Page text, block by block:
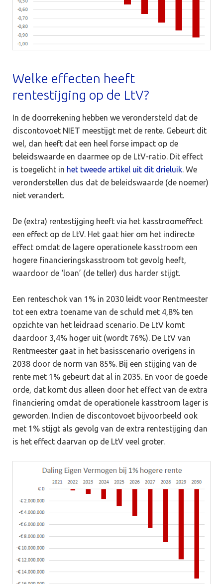
Welke effecten heeft
rentestijging op de LtV?
In de doorrekening hebben we verondersteld dat de
discontovoet NIET meestijgt met de rente. Gebeurt dit
wel, dan heeft dat een heel forse impact op de
beleidswaarde en daarmee op de LtV-ratio. Dit effect
is toegelicht in het tweede artikel uit dit drieluik. We
veronderstellen dus dat de beleidswaarde (de noemer)
niet verandert.
De (extra) rentestijging heeft via het kasstroomeffect
een effect op de LtV. Het gaat hier om het indirecte
effect omdat de lagere operationele kasstroom een
hogere financieringskasstroom tot gevolg heeft,
waardoor de ‘loan’ (de teller) dus harder stijgt.
Een renteschok van 1% in 2030 leidt voor Rentmeester
tot een extra toename van de schuld met 4,8% ten
opzichte van het leidraad scenario. De LtV komt
daardoor 3,4% hoger uit (wordt 76%). De LtV van
Rentmeester gaat in het basisscenario overigens in
2038 door de norm van 85%. Bij een stijging van de
rente met 1% gebeurt dat al in 2035. En voor de goede
orde, dat komt dus alleen door het effect van de extra
financiering omdat de operationele kasstroom lager is
geworden. Indien de discontovoet bijvoorbeeld ook
met 1% stijgt als gevolg van de extra rentestijging dan
is het effect daarvan op de LtV veel groter.